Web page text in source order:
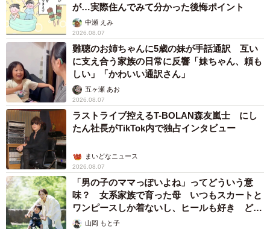
が…実際住んでみて分かった後悔ポイント
中瀬 えみ
2026.08.07
難聴のお姉ちゃんに5歳の妹が手話通訳 互い
に支え合う家族の日常に反響「妹ちゃん、頼も
しい」「かわいい通訳さん」
五ヶ瀬 あお
2026.08.07
ラストライブ控えるT-BOLAN森友嵐士 にし
たん社長がTikTok内で独占インタビュー
まいどなニュース
2026.08.07
「男の子のママっぽいよね」ってどういう意
味？ 女系家族で育った母 いつもスカートと
ワンピースしか着ないし、ヒールも好き どの
へんが…
山岡 もと子